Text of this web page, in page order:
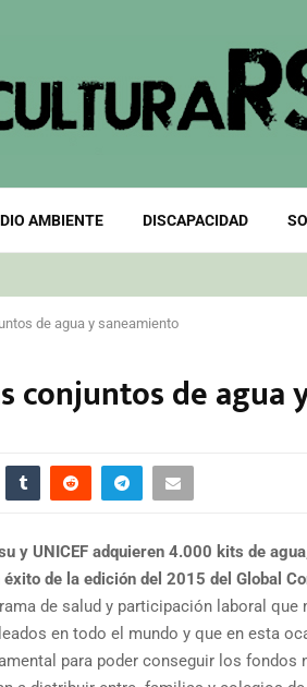
AMBIENTE DISCAPACIDAD
de agua y saneamiento
conjuntos de agua
y UNICEF adquieren 4.000 kits de
de la edición del 2015 del Global
de salud y participación laboral
en todo el mundo y que en esta
para poder conseguir los fondos